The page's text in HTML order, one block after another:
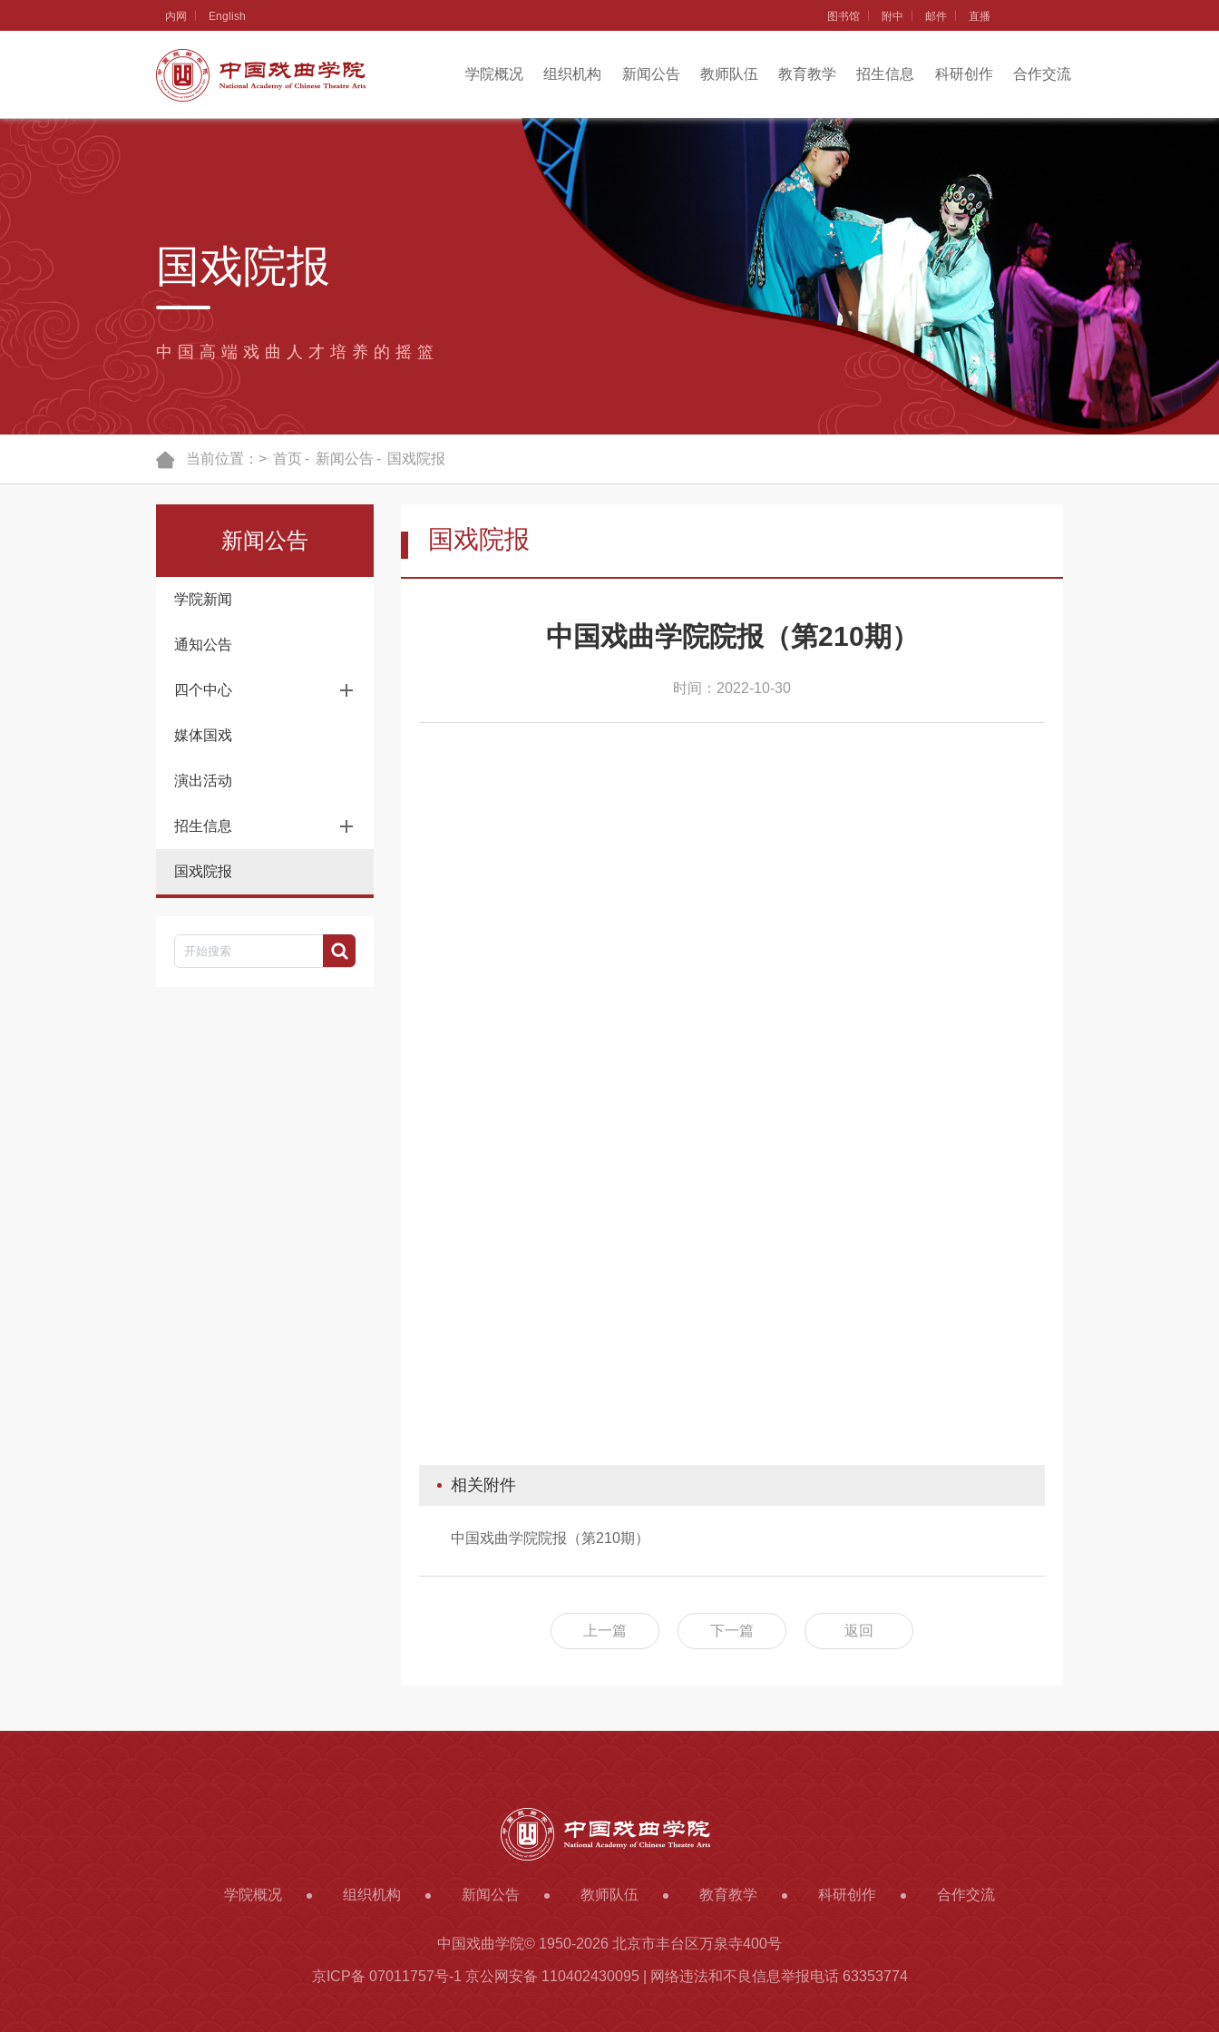
内网 English 图书馆 附中 邮件 直播
学院概况 组织机构 新闻公告 教师队伍 教育教学 招生信息 科研创作 合作交流
国戏院报
中国高端戏曲人才培养的摇篮
当前位置：> 首页- 新闻公告 - 国戏院报
新闻公告
学院新闻
通知公告
四个中心
媒体国戏
演出活动
招生信息
国戏院报
国戏院报
中国戏曲学院院报（第210期）
时间：2022-10-30
相关附件
中国戏曲学院院报（第210期）
上一篇 下一篇 返回
学院概况 组织机构 新闻公告 教师队伍 教育教学 科研创作 合作交流
中国戏曲学院© 1950-2026 北京市丰台区万泉寺400号
京ICP备 07011757号-1 京公网安备 110402430095 | 网络违法和不良信息举报电话 63353774